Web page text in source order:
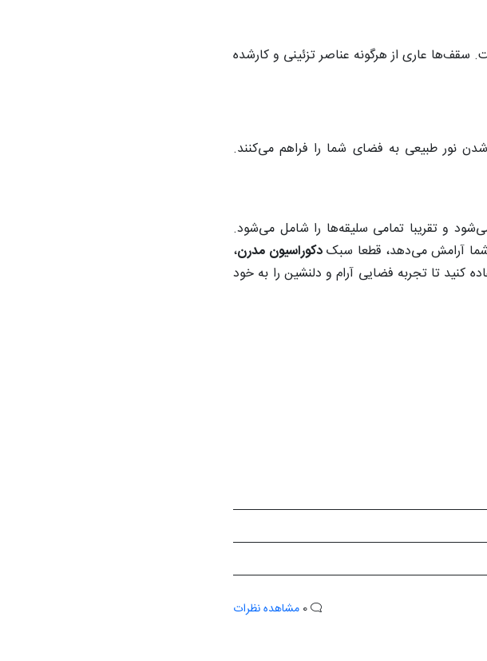
سقف‌ها عاری از هرگونه عناصر تزئینی و کارشده
نور طبیعی به فضای شما را فراهم می‌کنند.
و تقریبا تمامی سلیقه‌ها را شامل می‌شود.
شما آرامش می‌دهد، قطعا سبکدکوراسیون مدرن،
کنید تا تجربه فضایی آرام و دلنشین را به خود
مشاهده نظرات